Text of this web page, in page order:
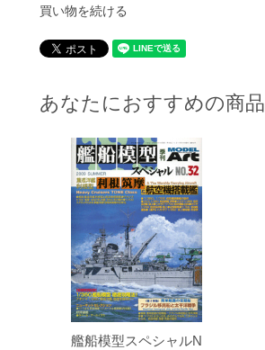
買い物を続ける
あなたにおすすめの商品
艦船模型スペシャルN